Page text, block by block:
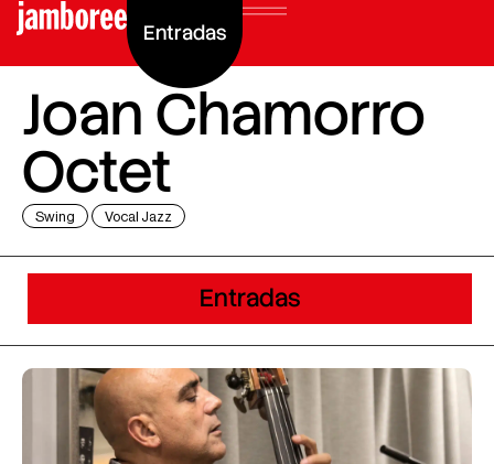
Entradas
Joan Chamorro
Octet
Swing Vocal Jazz
Entradas